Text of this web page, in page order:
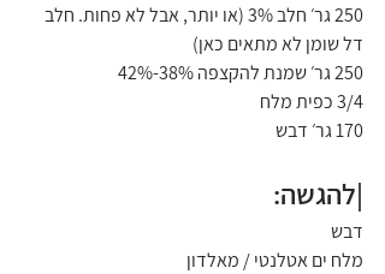
250 גר׳ חלב 3% (או יותר, אבל לא פחות. חלב
דל שומן לא מתאים כאן)
250 גר׳ שמנת להקצפה 38%-42%
3/4 כפית מלח
170 גר׳ דבש
|להגשה:
דבש
מלח ים אטלנטי / מאלדון